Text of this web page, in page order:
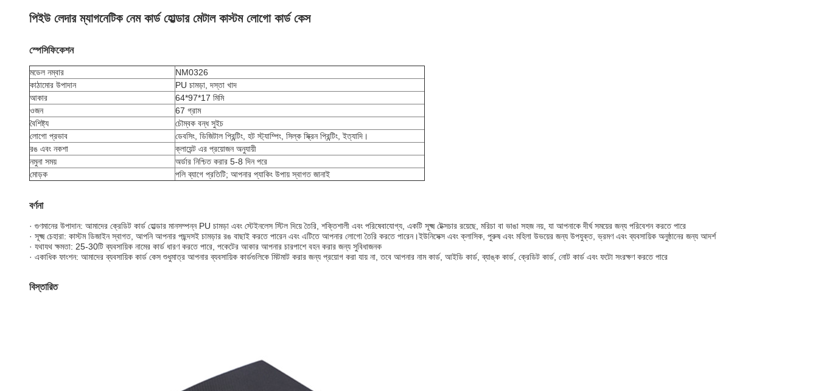
পিইউ লেদার ম্যাগনেটিক নেম কার্ড হোল্ডার মেটাল কাস্টম লোগো কার্ড কেস
স্পেসিফিকেশন
মডেল নম্বার
NM0326
কাঠামোর উপাদান
PU চামড়া, দস্তা খাদ
আকার
64*97*17 মিমি
ওজন
67 গ্রাম
বৈশিষ্ট্য
চৌম্বক বন্ধ সুইচ
লোগো প্রভাব
ডেবসিং, ডিজিটাল প্রিন্টিং, হট স্ট্যাম্পিং, সিল্ক স্ক্রিন প্রিন্টিং, ইত্যাদি।
রঙ এবং নকশা
ক্লায়েন্ট এর প্রয়োজন অনুযায়ী
নমুনা সময়
অর্ডার নিশ্চিত করার 5-8 দিন পরে
মোড়ক
পলি ব্যাগে প্রতিটি; আপনার প্যাকিং উপায় স্বাগত জানাই
বর্ণনা
· গুণমানের উপাদান: আমাদের ক্রেডিট কার্ড হোল্ডার মানসম্পন্ন PU চামড়া এবং স্টেইনলেস স্টিল দিয়ে তৈরি, শক্তিশালী এবং পরিষেবাযোগ্য, একটি সূক্ষ্ম টেক্সচার রয়েছে, মরিচা বা ভাঙা সহজ নয়, যা আপনাকে দীর্ঘ সময়ের জন্য পরিবেশন করতে পারে
· সূক্ষ্ম চেহারা: কাস্টম ডিজাইন স্বাগত, আপনি আপনার পছন্দসই চামড়ার রঙ বাছাই করতে পারেন এবং এটিতে আপনার লোগো তৈরি করতে পারেন।ইউনিসেক্স এবং ক্লাসিক, পুরুষ এবং মহিলা উভয়ের জন্য উপযুক্ত, ভ্রমণ এবং ব্যবসায়িক অনুষ্ঠানের জন্য আদর্শ
· যথাযথ ক্ষমতা: 25-30টি ব্যবসায়িক নামের কার্ড ধারণ করতে পারে, পকেটের আকার আপনার চারপাশে বহন করার জন্য সুবিধাজনক
· একাধিক ফাংশন: আমাদের ব্যবসায়িক কার্ড কেস শুধুমাত্র আপনার ব্যবসায়িক কার্ডগুলিকে মিটমাট করার জন্য প্রয়োগ করা যায় না, তবে আপনার নাম কার্ড, আইডি কার্ড, ব্যাঙ্ক কার্ড, ক্রেডিট কার্ড, নোট কার্ড এবং ফটো সংরক্ষণ করতে পারে
বিস্তারিত